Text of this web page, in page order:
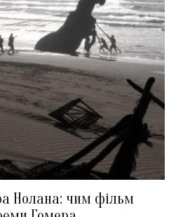
Нолана: чим фільм